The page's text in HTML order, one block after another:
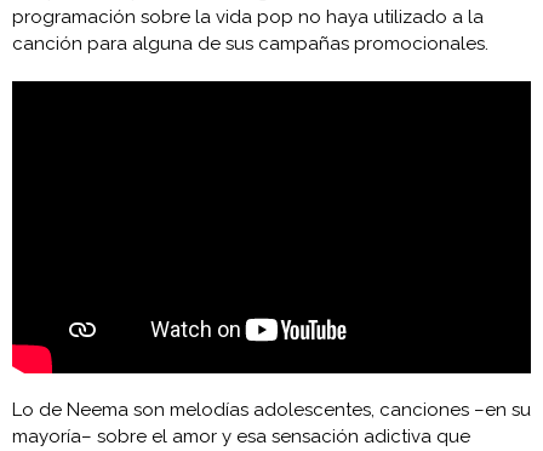
programación sobre la vida pop no haya utilizado a la
canción para alguna de sus campañas promocionales.
Lo de Neema son melodías adolescentes, canciones –en su
mayoría– sobre el amor y esa sensación adictiva que